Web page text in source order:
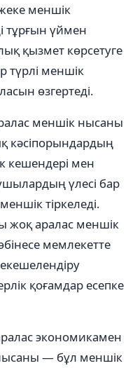
меншік
тұрғын үймен
қызмет көрсетуге
түрлі меншік
өзгертеді.
меншік нысаны
кәсіпорындардың
кешендері мен
үлесі бар
тіркеледі.
жоқ аралас меншік
мемлекетте
қоғамдар есепке
экономикамен
— бұл меншік